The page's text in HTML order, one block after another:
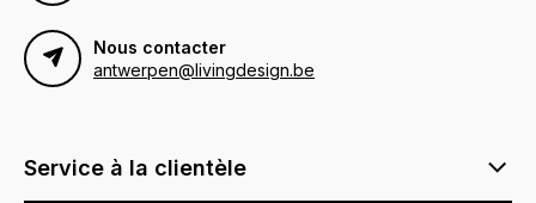
Nous contacter
antwerpen@livingdesign.be
Service à la clientèle